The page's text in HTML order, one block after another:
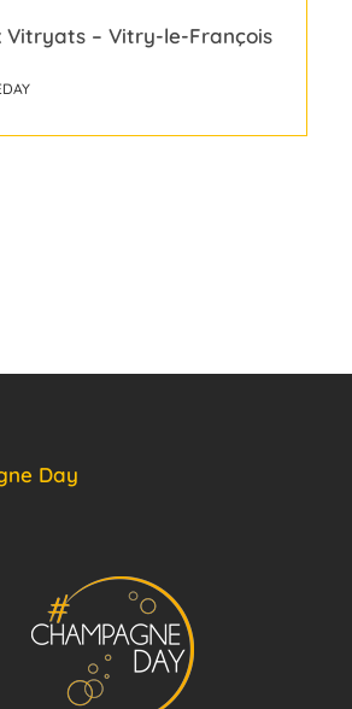
Vitryats – Vitry-le-François
Day